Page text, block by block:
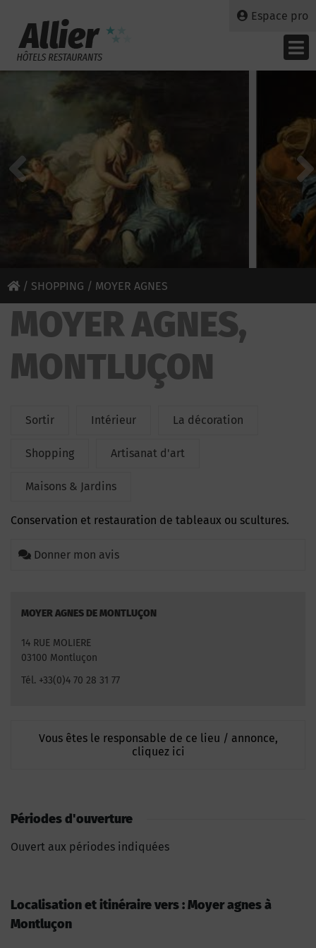
Espace pro
/ SHOPPING / MOYER AGNES
MOYER AGNES,
MONTLUÇON
Sortir Intérieur La décoration
Shopping Artisanat d'art
Maisons & Jardins
Conservation et restauration de tableaux ou scultures.
Donner mon avis
MOYER AGNES DE MONTLUÇON
14 RUE MOLIERE
03100 Montluçon
Tél. +33(0)4 70 28 31 77
Vous êtes le responsable de ce lieu / annonce,
cliquez ici
Périodes d'ouverture
Ouvert aux périodes indiquées
Localisation et itinéraire vers : Moyer agnes à
Montluçon